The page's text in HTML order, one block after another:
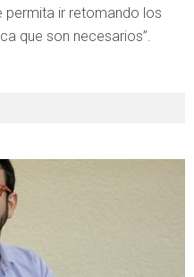
permita ir retomando los
que son necesarios”.